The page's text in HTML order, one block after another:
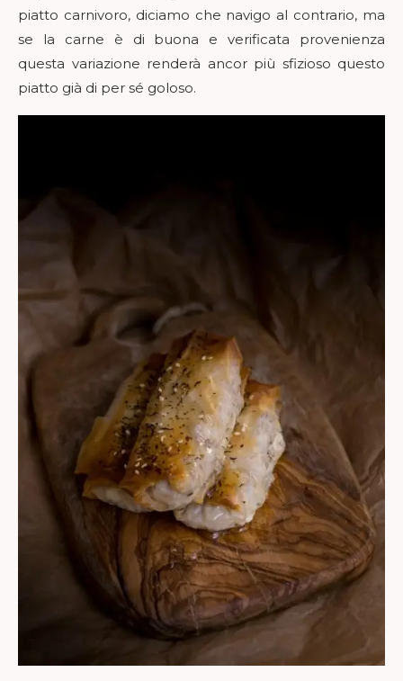
piatto carnivoro, diciamo che navigo al contrario, ma
se la carne è di buona e verificata provenienza
questa variazione renderà ancor più sfizioso questo
piatto già di per sé goloso.